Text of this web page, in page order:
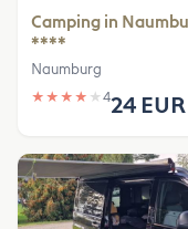
Camping in
****
Naumburg
★ ★ ★ ★ ★ 424 EUR